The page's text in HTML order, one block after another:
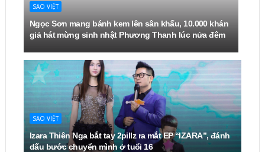
SAO VIỆT
Ngọc Sơn mang bánh kem lên sân khấu, 10.000 khán
giả hát mừng sinh nhật Phương Thanh lúc nửa đêm
SAO VIỆT
Izara Thiên Nga bắt tay 2pillz ra mắt EP “IZARA”, đánh
dấu bước chuyển mình ở tuổi 16